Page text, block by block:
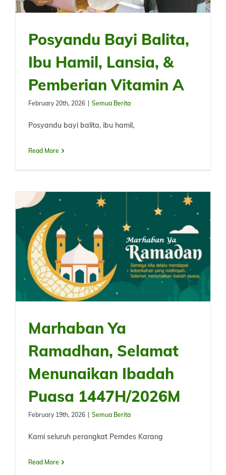
Posyandu Bayi Balita,
Ibu Hamil, Lansia, &
Pemberian Vitamin A
February 20th, 2026 Semua Berita
Posyandu bayi balita, ibu hamil,
Read More
Marhaban Ya
Ramadhan, Selamat
Menunaikan Ibadah
Puasa 1447H/2026M
February 19th, 2026 Semua Berita
Kami seluruh perangkat Pemdes Karang
Read More